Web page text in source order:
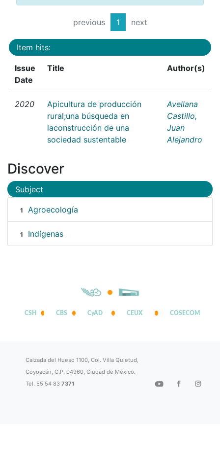
previous 1 next
Item hits:
Issue
Date
Title Author(s)
2020
Apicultura de producción
rural;una búsqueda en
laconstrucción de una
sociedad sustentable
Avellana
Castillo,
Juan
Alejandro
Discover
Subject
1 Agroecología
1 Indígenas
CSH CBS CyAD CEUX COSECOM
Calzada del Hueso 1100, Col. Villa Quietud,
Coyoacán, C.P. 04960, Ciudad de México.
Tel. 55 54 837371